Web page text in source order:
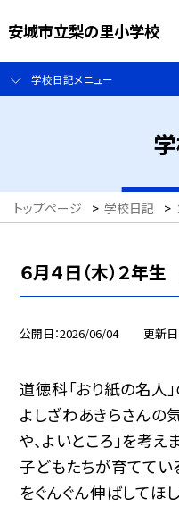
安城市立梨の里小学校
学校日記メニュー
トップページ > 学校日記 >
６月４日（木）２年
公開日 2026/06/04 更新日
道徳科「おり紙の名人
よしざわあきらさんの
や、よいところ」を考え
子どもたちが育ててい
をぐんぐん伸ばしてほし